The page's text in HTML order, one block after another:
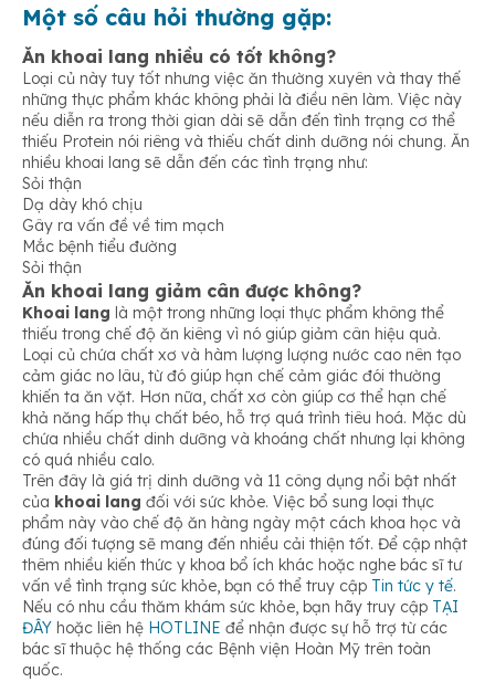
Một số câu hỏi thường gặp:
Ăn khoai lang nhiều có tốt không?
Loại củ này tuy tốt nhưng việc ăn thường xuyên và thay thế
những thực phẩm khác không phải là điều nên làm. Việc này
nếu diễn ra trong thời gian dài sẽ dẫn đến tình trạng cơ thể
thiếu Protein nói riêng và thiếu chất dinh dưỡng nói chung. Ăn
nhiều khoai lang sẽ dẫn đến các tình trạng như:
Sỏi thận
Dạ dày khó chịu
Gây ra vấn đề về tim mạch
Mắc bệnh tiểu đường
Sỏi thận
Ăn khoai lang giảm cân được không?
Khoai lang là một trong những loại thực phẩm không thể
thiếu trong chế độ ăn kiêng vì nó giúp giảm cân hiệu quả.
Loại củ chứa chất xơ và hàm lượng lượng nước cao nên tạo
cảm giác no lâu, từ đó giúp hạn chế cảm giác đói thường
khiến ta ăn vặt. Hơn nữa, chất xơ còn giúp cơ thể hạn chế
khả năng hấp thụ chất béo, hỗ trợ quá trình tiêu hoá. Mặc dù
chứa nhiều chất dinh dưỡng và khoáng chất nhưng lại không
có quá nhiều calo.
Trên đây là giá trị dinh dưỡng và 11 công dụng nổi bật nhất
của khoai lang đối với sức khỏe. Việc bổ sung loại thực
phẩm này vào chế độ ăn hàng ngày một cách khoa học và
đúng đối tượng sẽ mang đến nhiều cải thiện tốt. Để cập nhật
thêm nhiều kiến thức y khoa bổ ích khác hoặc nghe bác sĩ tư
vấn về tình trạng sức khỏe, bạn có thể truy cập Tin tức y tế.
Nếu có nhu cầu thăm khám sức khỏe, bạn hãy truy cập TẠI
ĐÂY hoặc liên hệ HOTLINE để nhận được sự hỗ trợ từ các
bác sĩ thuộc hệ thống các Bệnh viện Hoàn Mỹ trên toàn
quốc.